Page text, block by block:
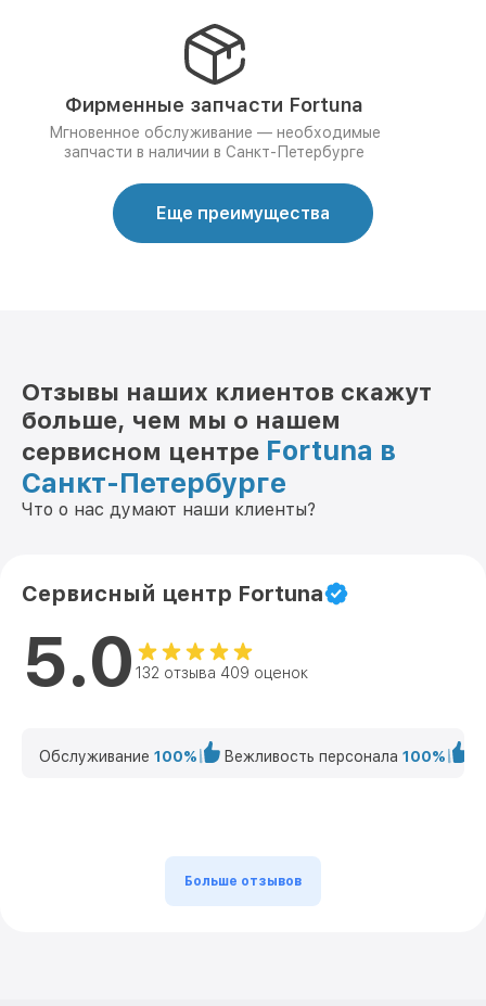
Фирменные запчасти Fortuna
Мгновенное обслуживание — необходимые
запчасти в наличии в Санкт-Петербурге
Еще преимущества
Отзывы наших клиентов скажут
больше, чем мы о нашем
сервисном центре Fortuna в
Санкт-Петербурге
Что о нас думают наши клиенты?
Сервисный центр Fortuna
5.0 132 отзыва 409 оценок
Обслуживание 100% Вежливость персонала 100%
Больше отзывов